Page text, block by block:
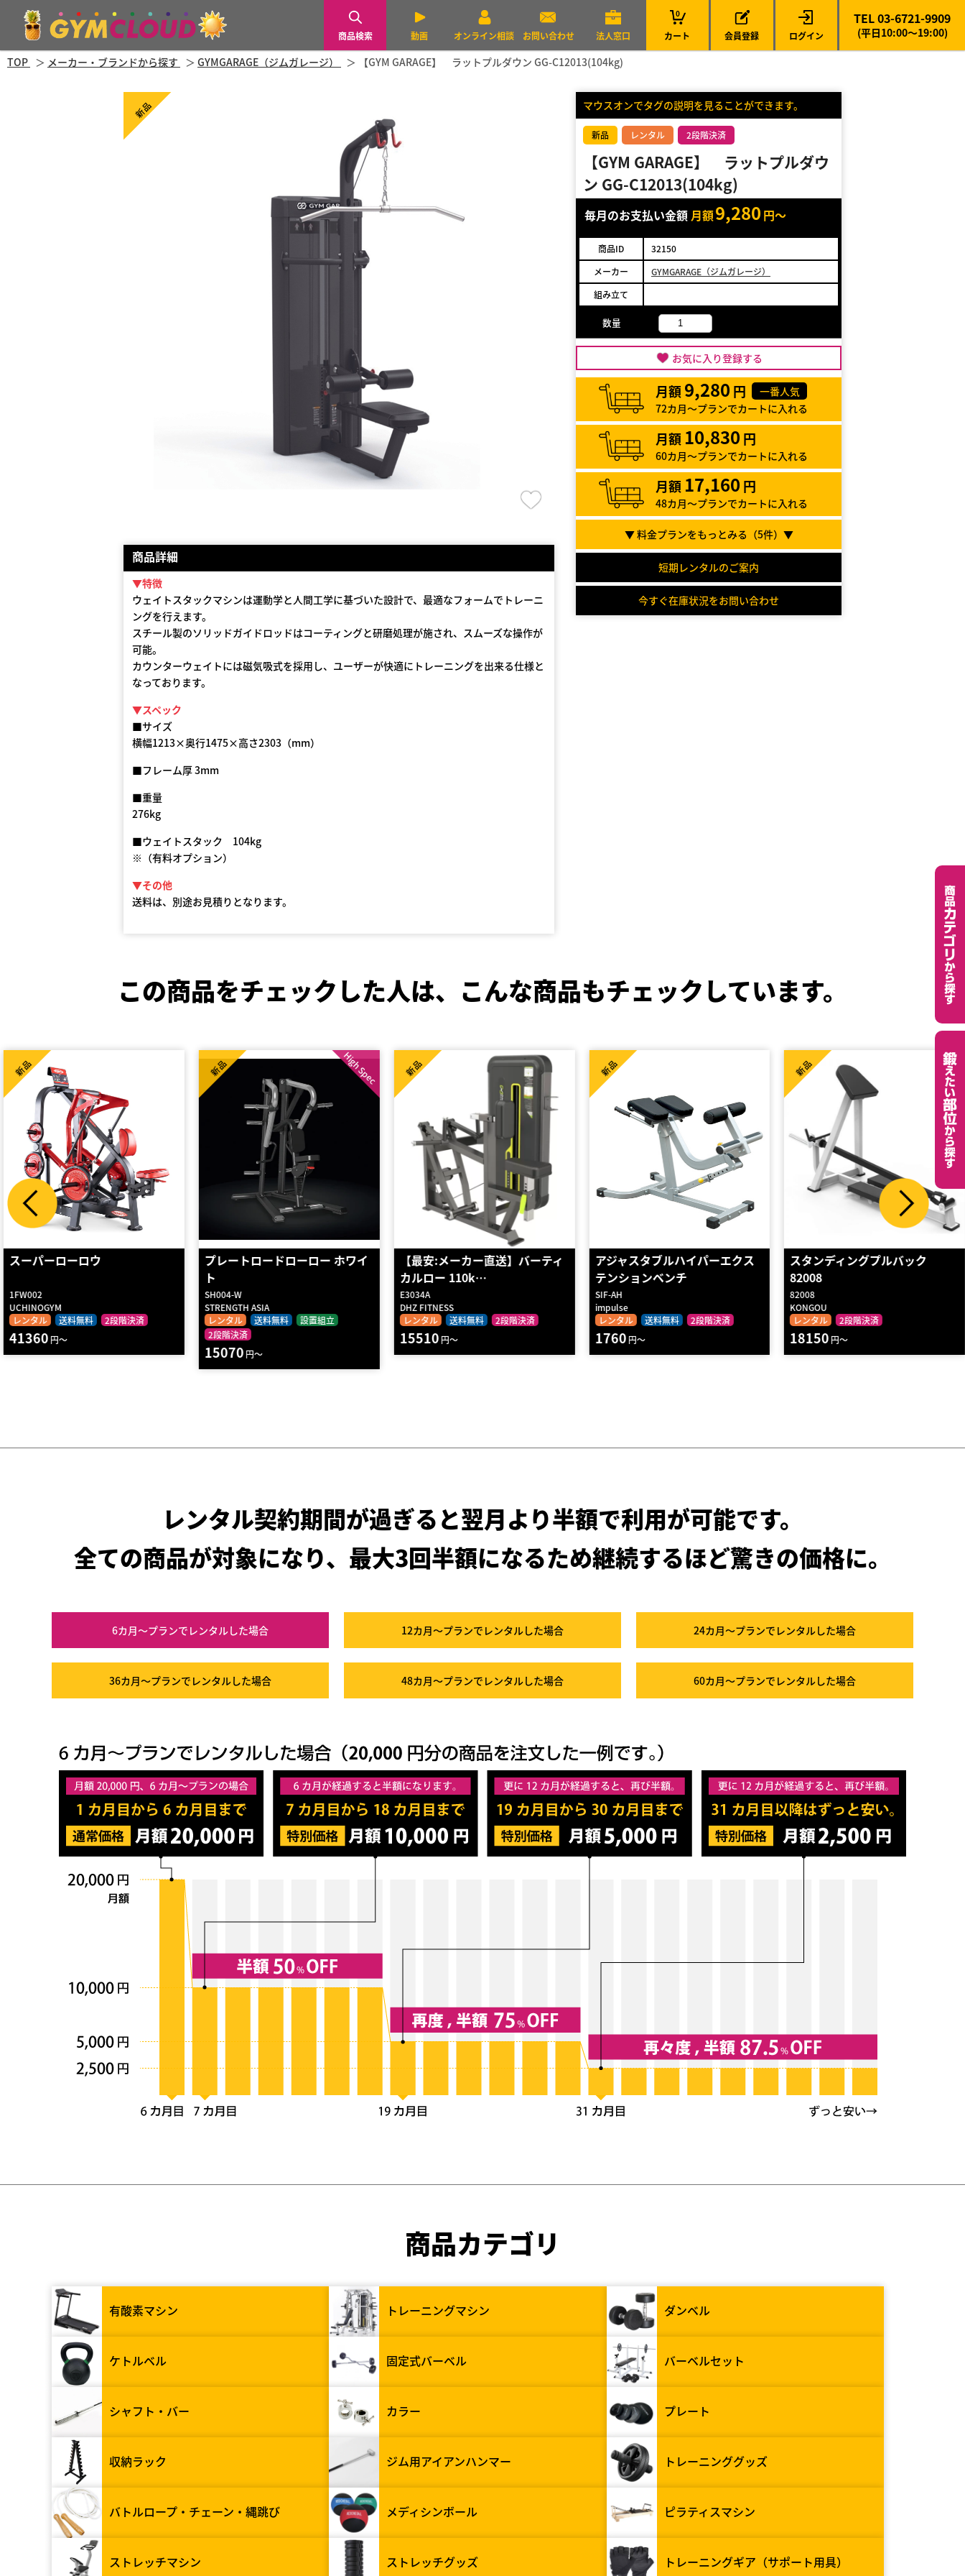
商品検索 動画 オンライン相談 お問い合わせ 法人窓口 カート
0
会員登録 ログイン
TEL 03-6721-9909
(平日10:00～19:00)
TOP メーカー・ブランドから探す GYMGARAGE（ジムガレージ） 【GYM GARAGE】 ラットプルダウン GG-C12013(104kg)
新品
商品詳細
▼特徴
ウェイトスタックマシンは運動学と人間工学に基づいた設計で、最適なフォームでトレーニ
ングを行えます。
スチール製のソリッドガイドロッドはコーティングと研磨処理が施され、スムーズな操作が
可能。
カウンターウェイトには磁気吸式を採用し、ユーザーが快適にトレーニングを出来る仕様と
なっております。
▼スペック
■サイズ
横幅1213×奥行1475×高さ2303（mm）
■フレーム厚 3mm
■重量
276kg
■ウェイトスタック 104kg
※（有料オプション）
▼その他
送料は、別途お見積りとなります。
マウスオンでタグの説明を見ることができます。
新品 レンタル 2段階決済
【GYM GARAGE】 ラットプルダウ
ン GG-C12013(104kg)
毎月のお支払い金額 月額9,280 円～
商品ID
32150
メーカー
GYMGARAGE（ジムガレージ）
組み立て
数量
お気に入り登録する
月額 9,280 円
一番人気
72カ月～プランでカートに入れる
月額 10,830 円
60カ月～プランでカートに入れる
月額 17,160 円
48カ月～プランでカートに入れる
▼ 料金プランをもっとみる（5件）▼
短期レンタルのご案内
今すぐ在庫状況をお問い合わせ
この商品をチェックした人は、 こんな商品もチェックしています。
プレートロードローロー ホワイ
SH004-W
STRENGTH ASIA
レンタル
送料無料
設置組立
2段階決済
新品
15070円～
【最安:メーカー直送】バーティ
カルロー 110k…
E3034A
DHZ FITNESS
レンタル
送料無料 2段階決済
新品
15510円～
アジャスタブルハイパーエクス
テンションベンチ
SIF-AH
impulse
レンタル
送料無料 2段階決済
新品
1760円～
スタンディングプルバック
82008
82008
KONGOU
レンタル
2段階決済
新品
18150円～
【GYM GARAGE】 バックエク
ステンション…
G10010
GYMGARAGE
レンタル
2段階決済
新品
8440円～
レンタル契約期間が過ぎると翌月より半額で利用が可能です。
全ての商品が対象になり、最大3回半額になるため継続するほど驚きの価格に。
6カ月～プランでレンタルした場合 12カ月～プランでレンタルした場合 24カ月～プランでレンタルした場合
36カ月～プランでレンタルした場合 48カ月～プランでレンタルした場合 60カ月～プランでレンタルした場合
商品カテゴリ
有酸素マシン トレーニングマシン ダンベル
ケトルベル 固定式バーベル バーベルセット
シャフト・バー カラー プレート
収納ラック ジム用アイアンハンマー トレーニンググッズ
バトルロープ・チェーン・縄跳び メディシンボール ピラティスマシン
ストレッチマシン ストレッチグッズ トレーニングギア（サポート用具）